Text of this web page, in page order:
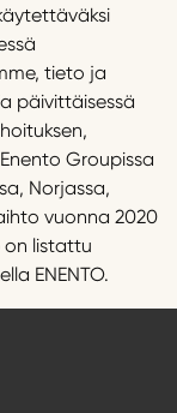
tieto ja
päivittäisessä
Groupissa
Norjassa,
vuonna 2020
on listattu
ENENTO.